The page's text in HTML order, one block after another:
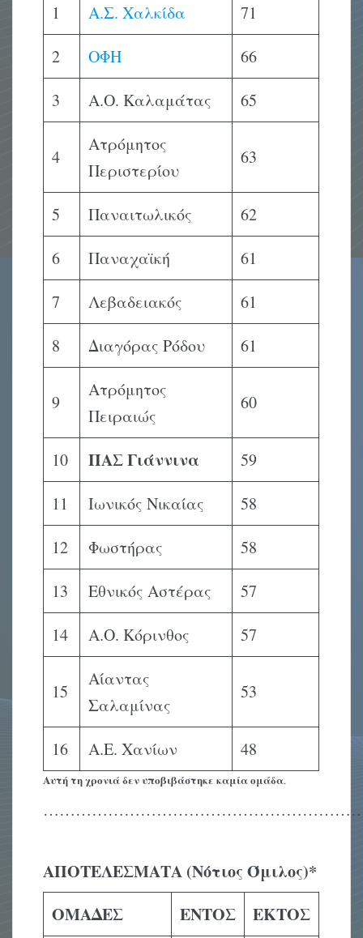
1 Α.Σ. Χαλκίδα
71
2
ΟΦΗ
66
3
Α.Ο. Καλαμάτας 65
4
Ατρόμητος
Περιστερίου
63
5 Παναιτωλικός
62
6
Παναχαϊκή
61
7
Λεβαδειακός
61
8
Διαγόρας Ρόδου 61
9
Ατρόμητος
Πειραιώς
60
10 ΠΑΣ Γιάννινα
59
11
Ιωνικός Νικαίας
58
12
Φωστήρας
58
13
Εθνικός Αστέρας
57
14
Α.Ο. Κόρινθος 57
15
Αίαντας
Σαλαμίνας
53
16 Α.Ε. Χανίων 48
Αυτή τη χρονιά δεν υποβιβάστηκε καμία ομάδα.
ΑΠΟΤΕΛΕΣΜΑΤΑ (Νότιος Όμιλος)*
ΟΜΑΔΕΣ
ΕΝΤΟΣ ΕΚΤΟΣ